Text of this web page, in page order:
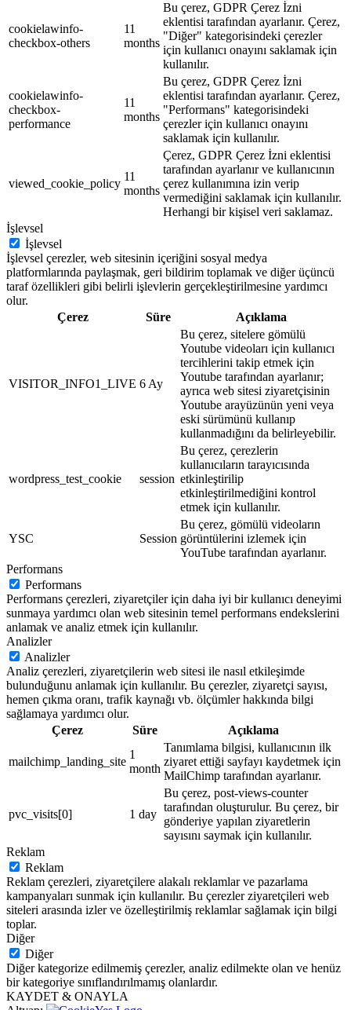
cookielawinfo-
checkbox-others
11
months
Bu çerez, GDPR Çerez İzni
eklentisi tarafından ayarlanır. Çerez,
"Diğer" kategorisindeki çerezler
için kullanıcı onayını saklamak için
kullanılır.
cookielawinfo-
checkbox-
performance
11
months
Bu çerez, GDPR Çerez İzni
eklentisi tarafından ayarlanır. Çerez,
"Performans" kategorisindeki
çerezler için kullanıcı onayını
saklamak için kullanılır.
viewed_cookie_policy
11
months
Çerez, GDPR Çerez İzni eklentisi
tarafından ayarlanır ve kullanıcının
çerez kullanımına izin verip
vermediğini saklamak için kullanılır.
Herhangi bir kişisel veri saklamaz.
İşlevsel
İşlevsel
İşlevsel çerezler, web sitesinin içeriğini sosyal medya
platformlarında paylaşmak, geri bildirim toplamak ve diğer üçüncü
taraf özellikleri gibi belirli işlevlerin gerçekleştirilmesine yardımcı
olur.
Çerez
Süre Açıklama
VISITOR_INFO1_LIVE 6 Ay
Bu çerez, sitelere gömülü
Youtube videoları için kullanıcı
tercihlerini takip etmek için
Youtube tarafından ayarlanır;
ayrıca web sitesi ziyaretçisinin
Youtube arayüzünün yeni veya
eski sürümünü kullanıp
kullanmadığını da belirleyebilir.
wordpress_test_cookie session
Bu çerez, çerezlerin
kullanıcıların tarayıcısında
etkinleştirilip
etkinleştirilmediğini kontrol
etmek için kullanılır.
YSC Session
Bu çerez, gömülü videoların
görüntülerini izlemek için
YouTube tarafından ayarlanır.
Performans
Performans
Performans çerezleri, ziyaretçiler için daha iyi bir kullanıcı deneyimi
sunmaya yardımcı olan web sitesinin temel performans endekslerini
anlamak ve analiz etmek için kullanılır.
Analizler
Analizler
Analiz çerezleri, ziyaretçilerin web sitesi ile nasıl etkileşimde
bulunduğunu anlamak için kullanılır. Bu çerezler, ziyaretçi sayısı,
hemen çıkma oranı, trafik kaynağı vb. ölçümler hakkında bilgi
sağlamaya yardımcı olur.
Çerez
Süre Açıklama
mailchimp_landing_site
1
month
Tanımlama bilgisi, kullanıcının ilk
ziyaret ettiği sayfayı kaydetmek için
MailChimp tarafından ayarlanır.
pvc_visits[0] 1 day
Bu çerez, post-views-counter
tarafından oluşturulur. Bu çerez, bir
gönderiye yapılan ziyaretlerin
sayısını saymak için kullanılır.
Reklam
Reklam
Reklam çerezleri, ziyaretçilere alakalı reklamlar ve pazarlama
kampanyaları sunmak için kullanılır. Bu çerezler ziyaretçileri web
siteleri arasında izler ve özelleştirilmiş reklamlar sağlamak için bilgi
toplar.
Diğer
Diğer
Diğer kategorize edilmemiş çerezler, analiz edilmekte olan ve henüz
bir kategoriye sınıflandırılmamış olanlardır.
KAYDET & ONAYLA